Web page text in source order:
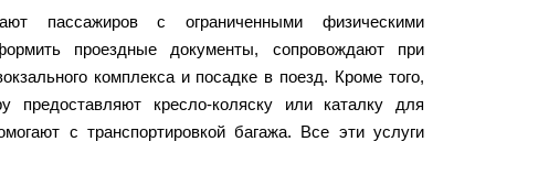
пассажиров с ограниченными физическими
проездные документы, сопровождают при
комплекса и посадке в поезд. Кроме того,
предоставляют кресло-коляску или каталку для
с транспортировкой багажа. Все эти услуги